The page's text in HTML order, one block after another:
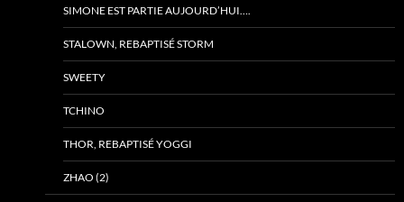
SIMONE EST PARTIE AUJOURD’HUI….
STALOWN, REBAPTISÉ STORM
SWEETY
TCHINO
THOR, REBAPTISÉ YOGGI
ZHAO (2)